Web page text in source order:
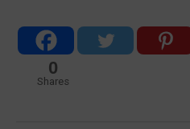
0
Shares